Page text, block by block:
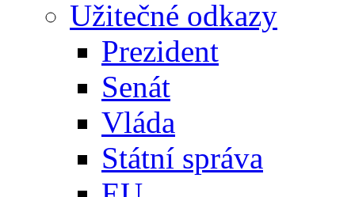
Užitečné odkazy
Prezident
Senát
Vláda
Státní správa